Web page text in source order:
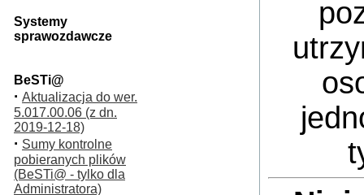
Systemy
sprawozdawcze
BeSTi@
· Aktualizacja do wer.
5.017.00.06 (z dn.
2019-12-18)
· Sumy kontrolne
pobieranych plików
(BeSTi@ - tylko dla
Administratora)